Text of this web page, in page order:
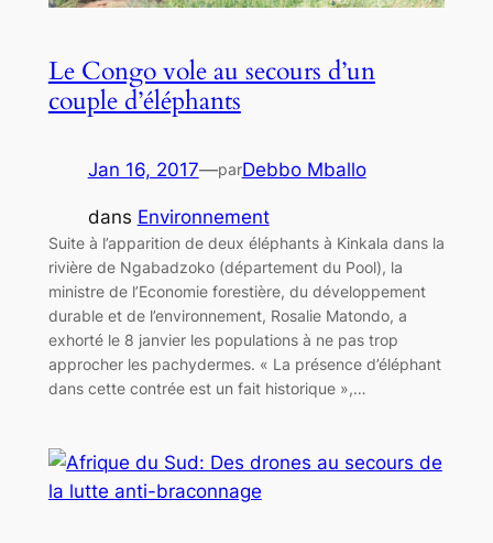
Le Congo vole au secours d’un
couple d’éléphants
Jan 16, 2017—parDebbo Mballo
dans Environnement
Suite à l’apparition de deux éléphants à Kinkala dans la
rivière de Ngabadzoko (département du Pool), la
ministre de l’Economie forestière, du développement
durable et de l’environnement, Rosalie Matondo, a
exhorté le 8 janvier les populations à ne pas trop
approcher les pachydermes. « La présence d’éléphant
dans cette contrée est un fait historique »,…